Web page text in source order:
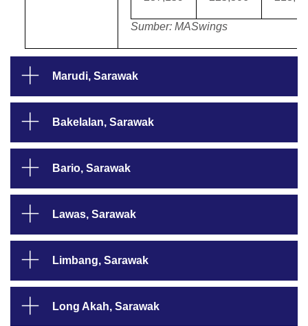
Sumber: MASwings
Marudi, Sarawak
Bakelalan, Sarawak
Bario, Sarawak
Lawas, Sarawak
Limbang, Sarawak
Long Akah, Sarawak